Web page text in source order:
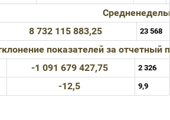
8 732 115 883,25 23 568
показателей за
-1 091 679 427,75 2 326
-12,5 9,9